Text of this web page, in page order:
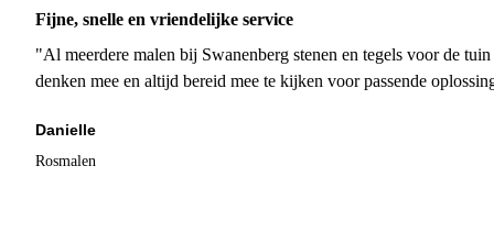
Fijne, snelle en vriendelijke service
"Al meerdere malen bij Swanenberg stenen en tegels voor de
denken mee en altijd bereid mee te kijken voor passende
Danielle
Rosmalen